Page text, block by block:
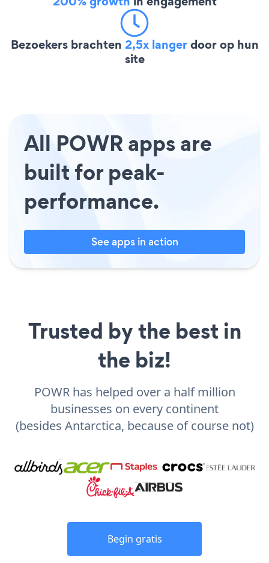
Bezoekers brachten 2,5x langerdoor op hun
site
All POWR apps are
built for peak-
performance.
See apps in action
Trusted by the best in
the biz!
POWR has helped over a half million
businesses on every continent
(besides Antarctica, because of course not)
Begin gratis